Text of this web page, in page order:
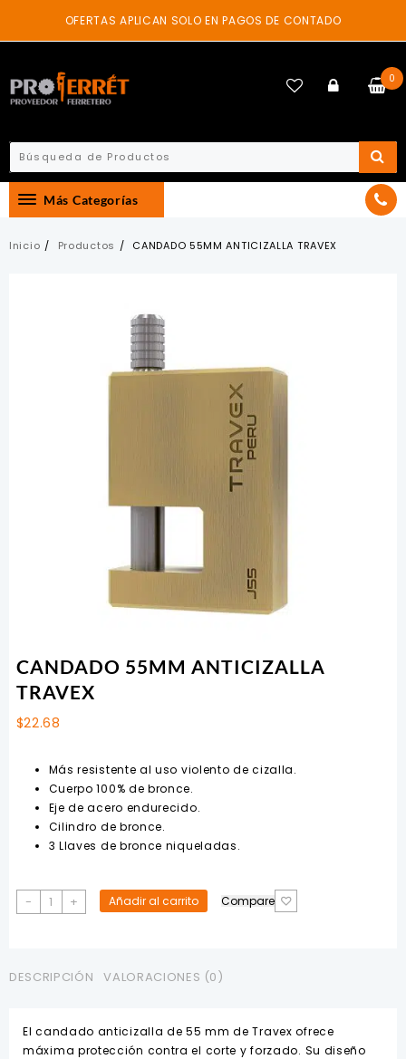
content
OFERTAS APLICAN SOLO EN PAGOS DE CONTADO
0
Más Categorías
Inicio Productos CANDADO 55MM ANTICIZALLA TRAVEX
CANDADO 55MM ANTICIZALLA
TRAVEX
$22.68
Más resistente al uso violento de cizalla.
Cuerpo 100% de bronce.
Eje de acero endurecido.
Cilindro de bronce.
3 Llaves de bronce niqueladas.
-
CANDADO
55MM
cantidad
+ Añadir al carrito Compare
DESCRIPCIÓN VALORACIONES (0)
El candado anticizalla de 55 mm de Travex ofrece
máxima protección contra el corte y forzado. Su diseño